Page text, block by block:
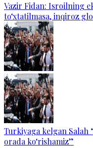
Vazir Fidan: Isroilning
to‘xtatilmasa, inqiroz
Turkiyaga kelgan Salah
orada ko‘rishamiz”